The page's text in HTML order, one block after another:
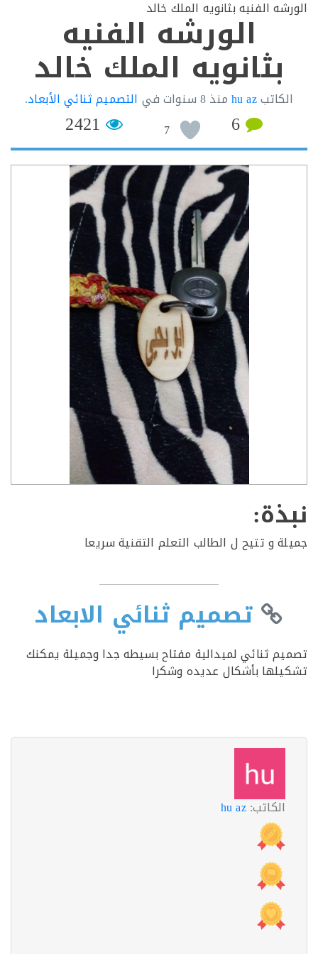
الفنيه بثانويه الملك خالد
الورشه الفنيه
بثانويه الملك خالد
hu az منذ8 سنوات فيالتصميم ثنائي الأبعاد.
6
7
2421
و تتيح ل الطالب التعلم التقنية سريعا
تصميم ثنائي الابعاد
ثنائي لميدالية مفتاح بسيطه جدا وجميلة يمكنك
بأشكال عديده وشكرا
الكاتب:hu az